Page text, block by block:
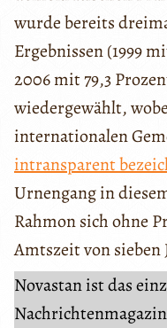
wurde bereits
Ergebnissen (1999
2006 mit 79,3
wiedergewählt,
internationalen
intransparent
Urnengang in
Rahmon sich ohne
Amtszeit von
Novastan ist das